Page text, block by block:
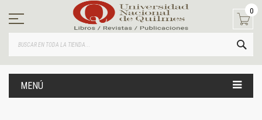
contenido
0
MENÚ